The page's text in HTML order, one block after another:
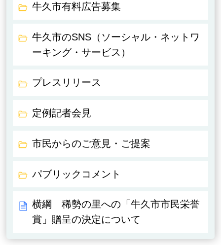
牛久市有料広告募集
牛久市のSNS（ソーシャル・ネットワ
ーキング・サービス）
プレスリリース
定例記者会見
市民からのご意見・ご提案
パブリックコメント
横綱 稀勢の里への「牛久市市民栄誉
賞」贈呈の決定について